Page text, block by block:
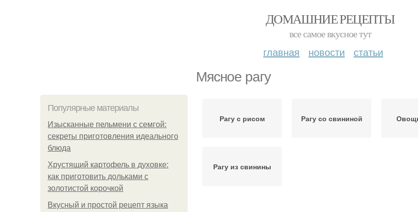
ДОМАШНИЕ РЕЦЕПТЫ
все самое вкусное тут
главная новости статьи
Мясное рагу
Популярные материалы
Изысканные пельмени с семгой:
секреты приготовления идеального
блюда
Хрустящий картофель в духовке:
как приготовить дольками с
золотистой корочкой
Вкусный и простой рецепт языка
Рагу с рисом Рагу со свининой
Рагу из свинины